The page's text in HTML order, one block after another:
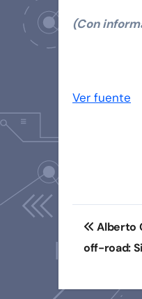
(Con
de
Ver fuente
de
Alberto
off-road: